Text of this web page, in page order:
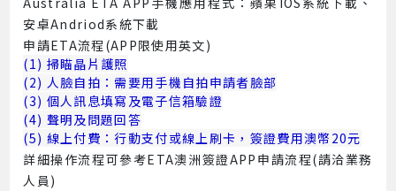
安卓Andriod系統下載
申請ETA流程(APP限使用英文)
(1) 掃瞄晶片護照
(2) 人臉自拍：需要用手機自拍申請者臉部
(3) 個人訊息填寫及電子信箱驗證
(4) 聲明及問題回答
(5) 線上付費：行動支付或線上刷卡，簽證費用澳幣20元
詳細操作流程可參考ETA澳洲簽證APP申請流程(請洽業務
人員)